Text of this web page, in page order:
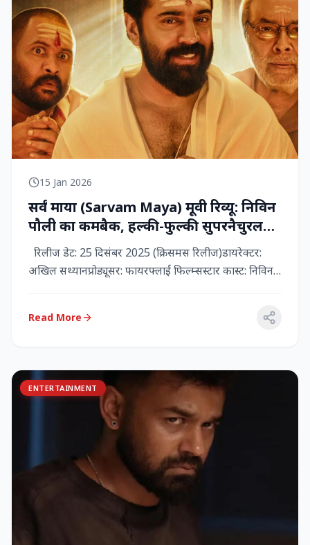
15 Jan 2026
सर्वं माया (Sarvam Maya) मूवी रिव्यू: निविन
पौली का कमबैक, हल्की-फुल्की सुपरनैचुरल
कॉमेडी जो दिल को छू जाती है
रिलीज डेट: 25 दिसंबर 2025 (क्रिसमस रिलीज)डायरेक्टर:
अखिल सथ्यानप्रोड्यूसर: फायरफ्लाई फिल्म्सस्टार कास्ट: निविन
Read More
ENTERTAINMENT